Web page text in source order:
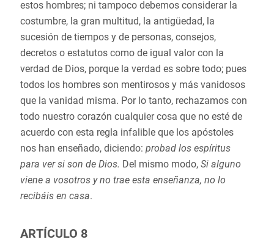
estos hombres; ni tampoco debemos considerar la
costumbre, la gran multitud, la antigüedad, la
sucesión de tiempos y de personas, consejos,
decretos o estatutos como de igual valor con la
verdad de Dios, porque la verdad es sobre todo; pues
todos los hombres son mentirosos y más vanidosos
que la vanidad misma. Por lo tanto, rechazamos con
todo nuestro corazón cualquier cosa que no esté de
acuerdo con esta regla infalible que los apóstoles
nos han enseñado, diciendo: probad los espíritus
para ver si son de Dios. Del mismo modo, Si alguno
viene a vosotros y no trae esta enseñanza, no lo
recibáis en casa.
ARTÍCULO 8